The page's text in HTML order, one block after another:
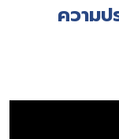
ความป